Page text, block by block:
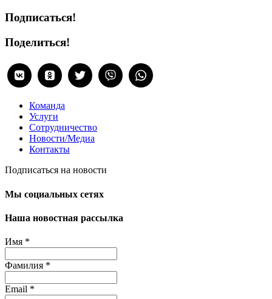
Подписаться!
Поделиться!
Команда
Услуги
Сотрудничество
Новости/Медиа
Контакты
Подписаться на новости
Мы социальных сетях
Наша новостная рассылка
Имя *
Фамилия *
Email *